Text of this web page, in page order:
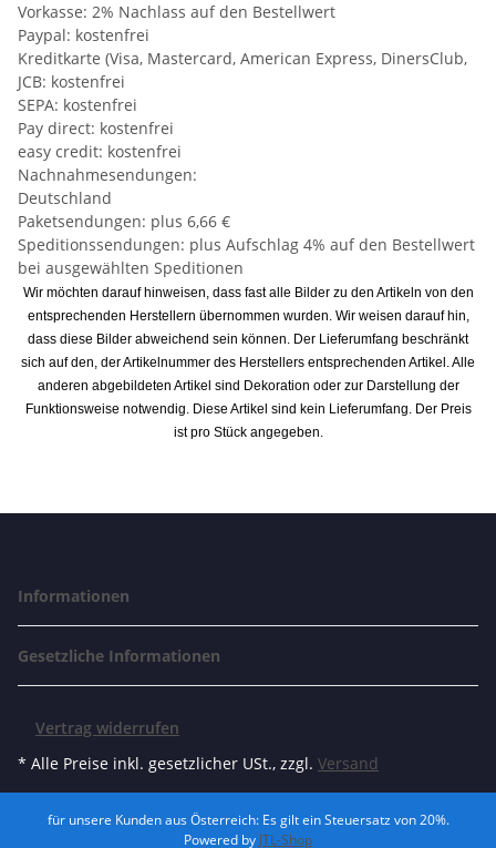
Vorkasse: 2% Nachlass auf den Bestellwert
Paypal: kostenfrei
Kreditkarte (Visa, Mastercard, American Express, DinersClub,
JCB: kostenfrei
SEPA: kostenfrei
Pay direct: kostenfrei
easy credit: kostenfrei
Nachnahmesendungen:
Deutschland
Paketsendungen: plus 6,66 €
Speditionssendungen: plus Aufschlag 4% auf den Bestellwert
bei ausgewählten Speditionen
Wir möchten darauf hinweisen, dass fast alle Bilder zu den Artikeln von den
entsprechenden Herstellern übernommen wurden. Wir weisen darauf hin,
dass diese Bilder abweichend sein können. Der Lieferumfang beschränkt
sich auf den, der Artikelnummer des Herstellers entsprechenden Artikel. Alle
anderen abgebildeten Artikel sind Dekoration oder zur Darstellung der
Funktionsweise notwendig. Diese Artikel sind kein Lieferumfang. Der Preis
ist pro Stück angegeben.
Informationen
Gesetzliche Informationen
Vertrag widerrufen
* Alle Preise inkl. gesetzlicher USt., zzgl. Versand
für unsere Kunden aus Österreich: Es gilt ein Steuersatz von 20%.
Powered by JTL-Shop